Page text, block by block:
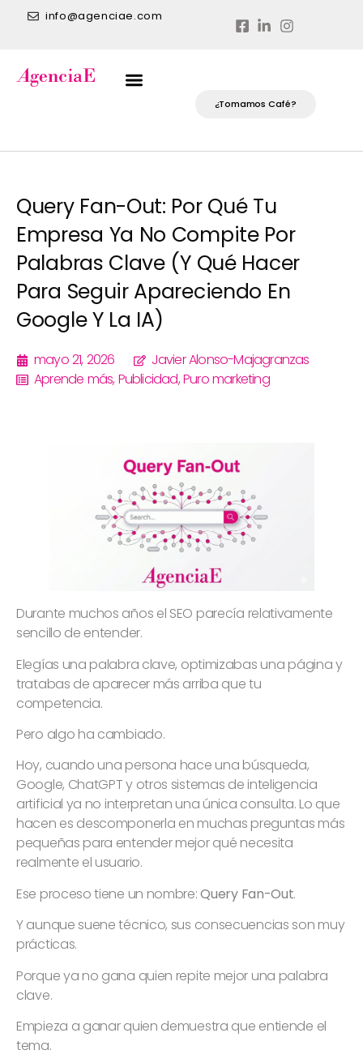
info@agenciae.com
¿Tomamos Café?
Query Fan-Out: Por Qué Tu
Empresa Ya No Compite Por
Palabras Clave (y Qué Hacer
Para Seguir Apareciendo En
Google Y La IA)
mayo 21, 2026
Javier Alonso-Majagranzas
Aprende más,Publicidad,Puro marketing
Durante muchos años el SEO parecía relativamente
sencillo de entender.
Elegías una palabra clave, optimizabas una página y
tratabas de aparecer más arriba que tu
competencia.
Pero algo ha cambiado.
Hoy, cuando una persona hace una búsqueda,
Google, ChatGPT y otros sistemas de inteligencia
artificial ya no interpretan una única consulta. Lo que
hacen es descomponerla en muchas preguntas más
pequeñas para entender mejor qué necesita
realmente el usuario.
Ese proceso tiene un nombre:Query Fan-Out.
Y aunque suene técnico, sus consecuencias son muy
prácticas.
Porque ya no gana quien repite mejor una palabra
clave.
Empieza a ganar quien demuestra que entiende el
tema.